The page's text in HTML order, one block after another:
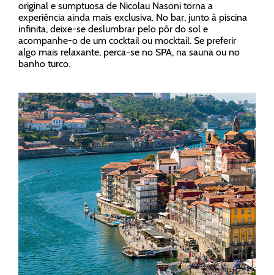
original e sumptuosa de Nicolau Nasoni torna a
experiência ainda mais exclusiva. No bar, junto à piscina
infinita, deixe-se deslumbrar pelo pôr do sol e
acompanhe-o de um cocktail ou mocktail. Se preferir
algo mais relaxante, perca-se no SPA, na sauna ou no
banho turco.